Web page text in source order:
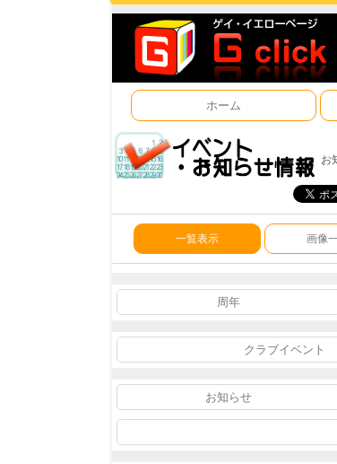
ホーム
お
一覧表示 画像
周年
クラブイベント
お知らせ